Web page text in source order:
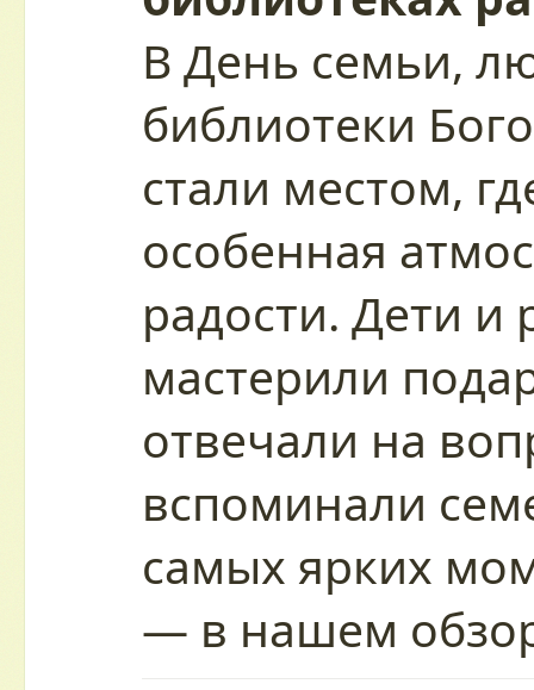
В День семьи,
библиотеки
стали местом,
особенная
радости. Дети и
мастерили
отвечали на
вспоминали
самых ярких
— в нашем